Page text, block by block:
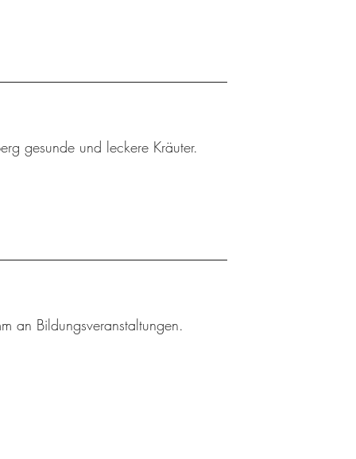
gesunde und leckere Kräuter.
an Bildungsveranstaltungen.